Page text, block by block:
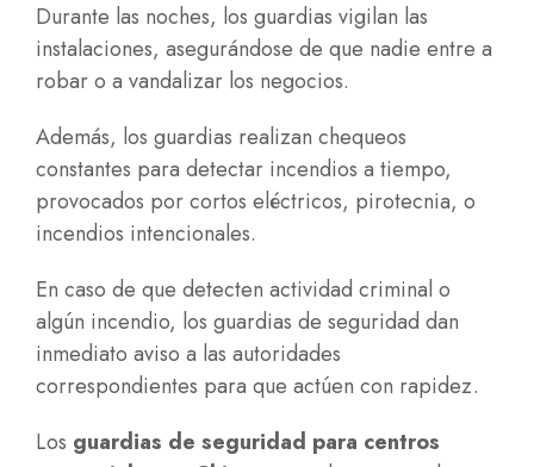
Durante las noches, los guardias vigilan las
instalaciones, asegurándose de que nadie entre a
robar o a vandalizar los negocios.
Además, los guardias realizan chequeos
constantes para detectar incendios a tiempo,
provocados por cortos eléctricos, pirotecnia, o
incendios intencionales.
En caso de que detecten actividad criminal o
algún incendio, los guardias de seguridad dan
inmediato aviso a las autoridades
correspondientes para que actúen con rapidez.
Los guardias de seguridad para centros